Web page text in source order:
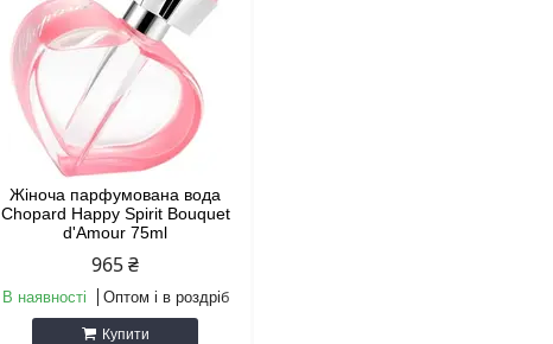
Жіноча парфумована вода
Chopard Happy Spirit Bouquet
d'Amour 75ml
965 ₴
В наявності Оптом і в роздріб
Купити